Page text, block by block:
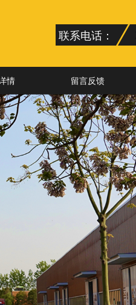
联系电话：
情 留言反馈